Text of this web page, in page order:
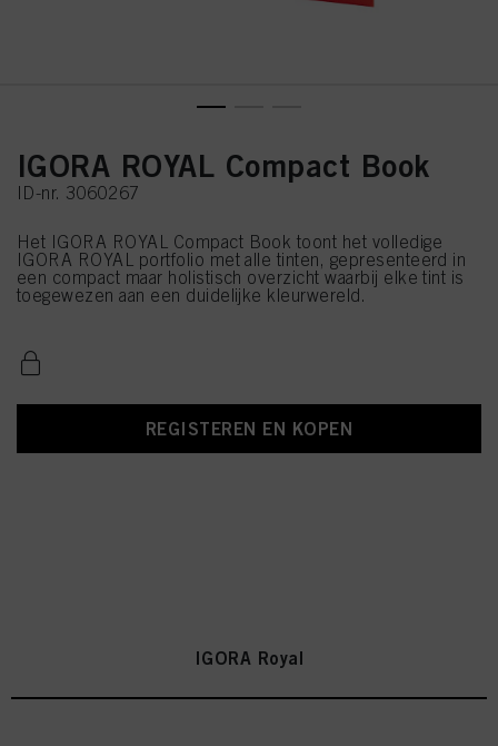
IGORA ROYAL Compact Book
ID-nr. 3060267
Het IGORA ROYAL Compact Book toont het volledige
IGORA ROYAL portfolio met alle tinten, gepresenteerd in
een compact maar holistisch overzicht waarbij elke tint is
toegewezen aan een duidelijke kleurwereld.
REGISTEREN EN KOPEN
IGORA Royal